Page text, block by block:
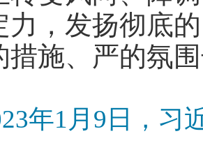
力，发扬彻底
措施、严的氛
年1月9日，习